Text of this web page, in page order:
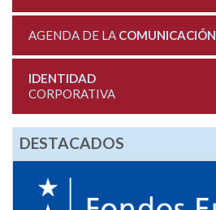
AGENDA DE LA COMUNICACIÓN
IDENTIDAD
CORPORATIVA
DESTACADOS